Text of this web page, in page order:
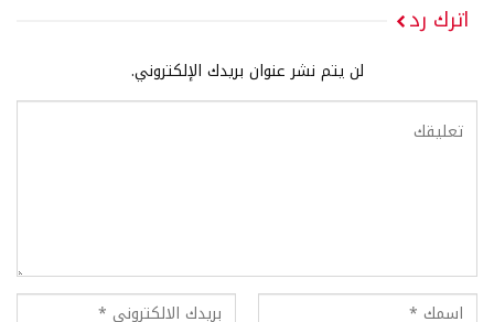
اترك رد
لن يتم نشر عنوان بريدك الإلكتروني.